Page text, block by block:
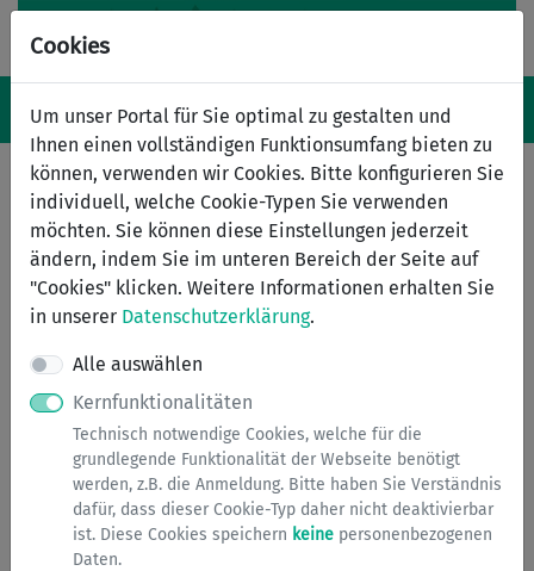
Cookies
Um unser Portal für Sie optimal zu gestalten und
Ihnen einen vollständigen Funktionsumfang bieten zu
können, verwenden wir Cookies. Bitte konfigurieren Sie
individuell, welche Cookie-Typen Sie verwenden
möchten. Sie können diese Einstellungen jederzeit
ändern, indem Sie im unteren Bereich der Seite auf
"Cookies" klicken. Weitere Informationen erhalten Sie
in unserer Datenschutzerklärung.
Alle auswählen
Kernfunktionalitäten
Technisch notwendige Cookies, welche für die
grundlegende Funktionalität der Webseite benötigt
werden, z.B. die Anmeldung. Bitte haben Sie Verständnis
dafür, dass dieser Cookie-Typ daher nicht deaktivierbar
ist. Diese Cookies speichern keine personenbezogenen
Daten.
Navigation ein-/ausblenden
Menü
Baulast
Allgemein ist eine Baulast immer dann erforderlich,
wenn das geplante Bauvorhaben auf dem Baugrundstück
selbst nicht baurechtskonform hergestellt werden kann
und somit ein oder mehrere Nachbargrundstücke
herangezogen werden müssen.
Gesetzliche Grundlage für die Eintragung von Baulasten
ist § 85 der Bauordnung für das Land Nordrhein
Westfalen (BauO NRW).